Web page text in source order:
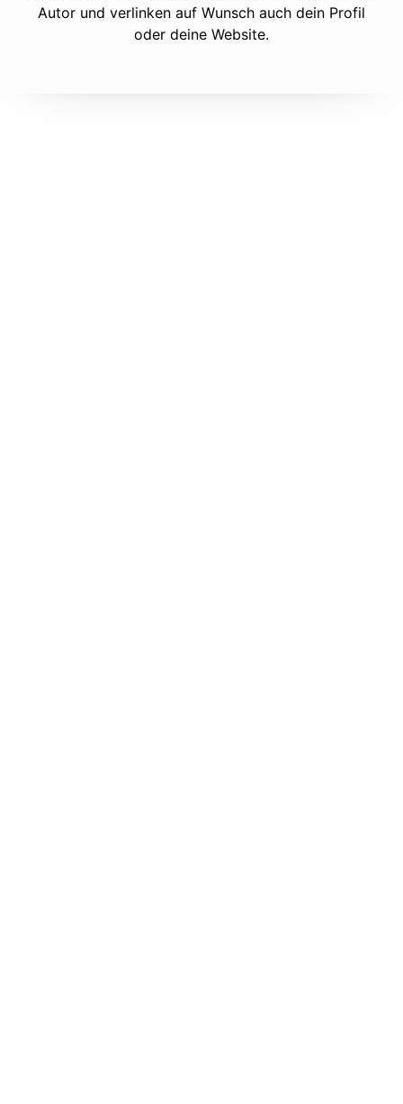
Autor und verlinken auf Wunsch auch dein Profil
oder deine Website.